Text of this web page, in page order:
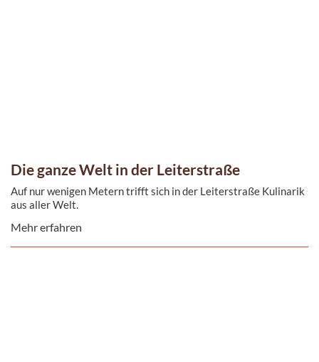
Die ganze Welt in der Leiterstraße
Auf nur wenigen Metern trifft sich in der Leiterstraße Kulinarik
aus aller Welt.
Mehr erfahren